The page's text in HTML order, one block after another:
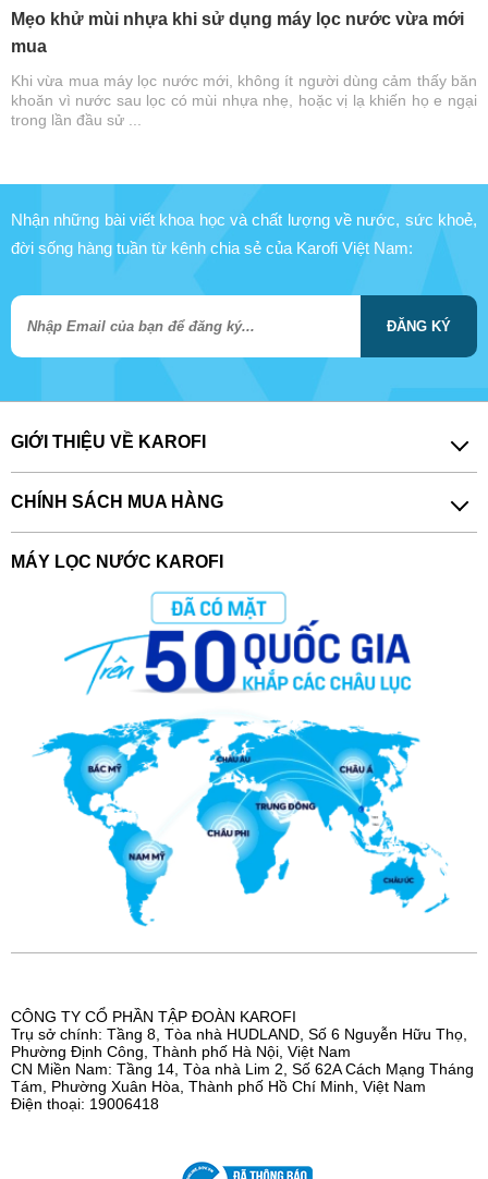
Mẹo khử mùi nhựa khi sử dụng máy lọc nước vừa mới
mua
Khi vừa mua máy lọc nước mới, không ít người dùng cảm thấy băn
khoăn vì nước sau lọc có mùi nhựa nhẹ, hoặc vị lạ khiến họ e ngại
trong lần đầu sử ...
Nhận những bài viết khoa học và chất lượng về nước, sức khoẻ,
đời sống hàng tuần từ kênh chia sẻ của Karofi Việt Nam:
ĐĂNG KÝ
GIỚI THIỆU VỀ KAROFI
CHÍNH SÁCH MUA HÀNG
MÁY LỌC NƯỚC KAROFI
CÔNG TY CỔ PHẦN TẬP ĐOÀN KAROFI
Trụ sở chính: Tầng 8, Tòa nhà HUDLAND, Số 6 Nguyễn Hữu Thọ,
Phường Định Công, Thành phố Hà Nội, Việt Nam
CN Miền Nam: Tầng 14, Tòa nhà Lim 2, Số 62A Cách Mạng Tháng
Tám, Phường Xuân Hòa, Thành phố Hồ Chí Minh, Việt Nam
Điện thoại: 19006418